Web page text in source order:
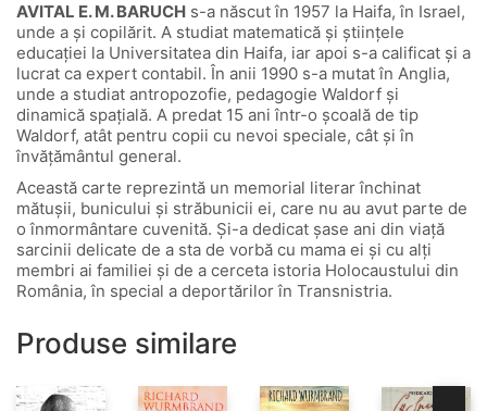
AVITAL E. M. BARUCH s-a născut în 1957 la Haifa, în Israel,
unde a și copilărit. A studiat matematică și științele
educației la Universitatea din Haifa, iar apoi s-a calificat și a
lucrat ca expert contabil. În anii 1990 s-a mutat în Anglia,
unde a studiat antropozofie, pedagogie Waldorf și
dinamică spațială. A predat 15 ani într-o școală de tip
Waldorf, atât pentru copii cu nevoi speciale, cât și în
învățământul general.
Această carte reprezintă un memorial literar închinat
mătușii, bunicului şi străbunicii ei, care nu au avut parte de
o înmormântare cuvenită. Și-a dedicat şase ani din viață
sarcinii delicate de a sta de vorbă cu mama ei şi cu alți
membri ai familiei şi de a cerceta istoria Holocaustului din
România, în special a deportărilor în Transnistria.
Produse similare